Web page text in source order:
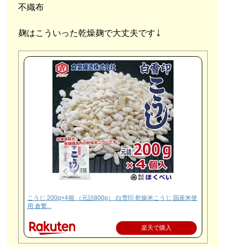
不織布
麹はこういった乾燥麹で大丈夫です ↓
こうじ 200g×4個 （元詰800g） 白雪印 乾燥米こうじ 国産米使
用 倉繁...
楽天で購入